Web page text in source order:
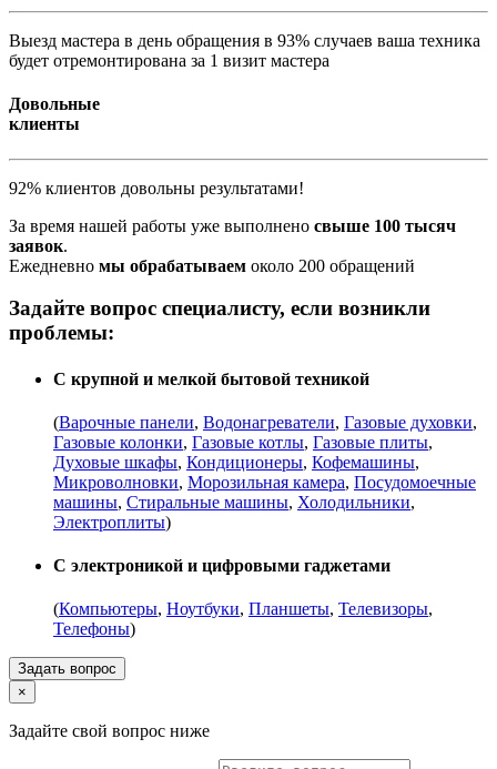
Выезд мастера в день обращения в 93% случаев ваша техника
будет отремонтирована за 1 визит мастера
Довольные
клиенты
92% клиентов довольны результатами!
За время нашей работы уже выполнено свыше 100 тысяч
заявок.
Ежедневно мы обрабатываем около 200 обращений
Задайте вопрос специалисту, если возникли
проблемы:
С крупной и мелкой бытовой техникой
(Варочные панели, Водонагреватели, Газовые духовки,
Газовые колонки, Газовые котлы, Газовые плиты,
Духовые шкафы, Кондиционеры, Кофемашины,
Микроволновки, Морозильная камера, Посудомоечные
машины, Стиральные машины, Холодильники,
Электроплиты)
С электроникой и цифровыми гаджетами
(Компьютеры, Ноутбуки, Планшеты, Телевизоры,
Телефоны)
Задать вопрос
×
Задайте свой вопрос ниже